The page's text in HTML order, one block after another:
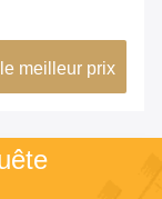
en cuivre
meilleur prix